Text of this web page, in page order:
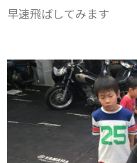
早速飛ばしてみます